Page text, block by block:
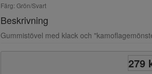
Färg: Grön/Svart
Beskrivning
Gummistövel med klack och
279